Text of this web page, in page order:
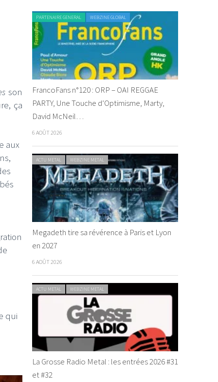
son
ça
aux
qui
PARTENAIRE GENERAL WEBZINE GLOBAL
FrancoFans n°120 : ORP – OAI REGGAE
PARTY, Une Touche d’Optimisme, Marty,
David McNeil…
6 AOÛT 2026
ACTU METAL WEBZINE METAL
Megadeth tire sa révérence à Paris et Lyon
en 2027
6 AOÛT 2026
ACTU METAL WEBZINE METAL
La Grosse Radio Metal : les entrées 2026 #31
et #32